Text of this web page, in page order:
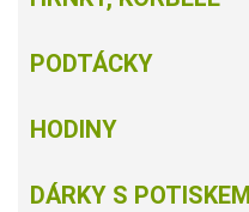
PODTÁCKY
HODINY
DÁRKY S POTISKEM